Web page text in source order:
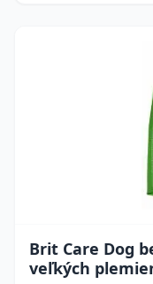
Brit Care Dog
veľkých